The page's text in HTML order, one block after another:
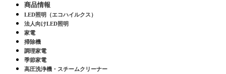
商品情報
LED照明（エコハイルクス）
法人向けLED照明
家電
掃除機
調理家電
季節家電
高圧洗浄機・スチームクリーナー